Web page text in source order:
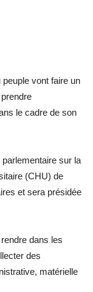
vont faire un
le cadre de son
sur la
(CHU) de
et sera présidée
dans les
des
matérielle